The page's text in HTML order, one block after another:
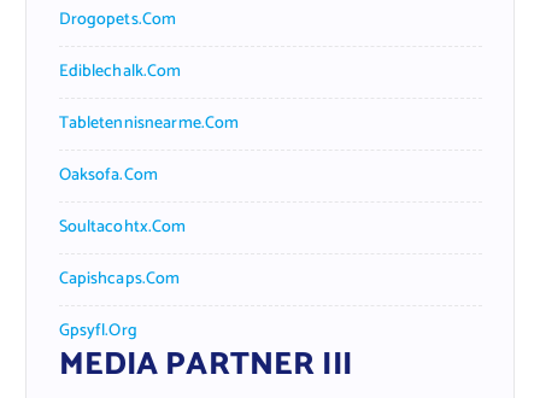
Drogopets.com
Ediblechalk.com
Tabletennisnearme.com
Oaksofa.com
Soultacohtx.com
Capishcaps.com
Gpsyfl.org
MEDIA PARTNER III